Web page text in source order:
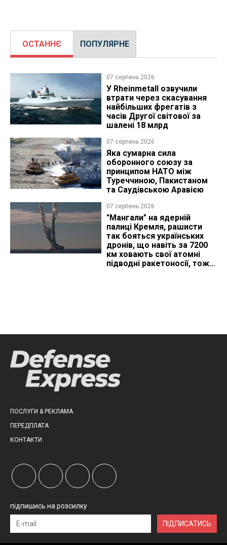
ОСТАННЄ ПОПУЛЯРНЕ
07 серпень 2026
У Rheinmetall озвучили
втрати через скасування
найбільших фрегатів з
часів Другої світової за
шалені 18 млрд
07 серпень 2026
Яка сумарна сила
оборонного союзу за
принципом НАТО між
Туреччиною, Пакистаном
та Саудівською Аравією
07 серпень 2026
"Мангали" на ядерній
палиці Кремля, рашисти
так бояться українських
дронів, що навіть за 7200
км ховають свої атомні
підводні ракетоносії, тож
ПОСЛУГИ & РЕКЛАМА
ПЕРЕДПЛАТА
КОНТАКТИ
підпишись на розсилку
ПІДПИСАТИСЬ